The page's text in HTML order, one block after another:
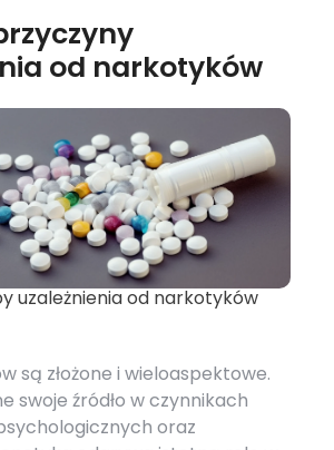
od narkotyków
uzależnienia od narkotyków
są złożone i wieloaspektowe.
swoje źródło w czynnikach
oraz